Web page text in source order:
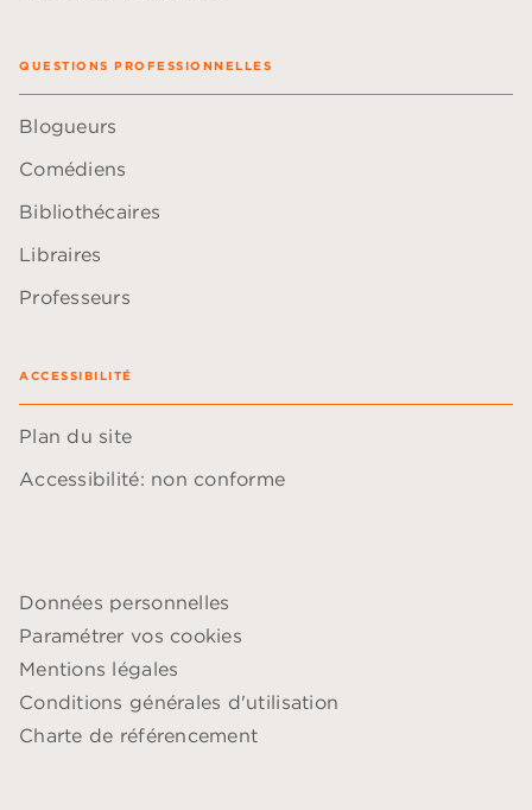
QUESTIONS PROFESSIONNELLES
Blogueurs
Comédiens
Bibliothécaires
Libraires
Professeurs
ACCESSIBILITÉ
Plan du site
Accessibilité: non conforme
Données personnelles
Paramétrer vos cookies
Mentions légales
Conditions générales d'utilisation
Charte de référencement